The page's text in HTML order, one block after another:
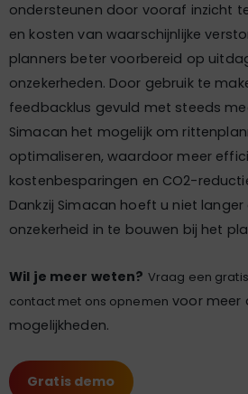
ondersteunen door vooraf inzicht
en kosten van waarschijnlijke
planners beter voorbereid op
onzekerheden. Door gebruik te
feedbacklus gevuld met steeds
Simacan het mogelijk om
optimaliseren, waardoor meer
kostenbesparingen en CO2-
Dankzij Simacan hoeft u niet
onzekerheid in te bouwen bij het
Wil je meer weten? Vraag een
contact met ons opnemen voor meer
mogelijkheden.
Gratis demo